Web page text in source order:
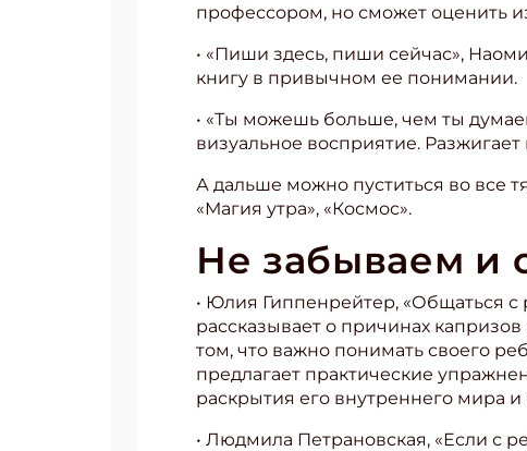
профессором, но сможет оценить
• «Пиши здесь, пиши сейчас»,
книгу в привычном ее понимании.
• «Ты можешь больше, чем ты
визуальное восприятие.
А дальше можно пуститься во все
«Магия утра», «Космос».
Не забываем и
• Юлия Гиппенрейтер, «Общаться
рассказывает о причинах
том, что важно понимать своего
предлагает практические
раскрытия его внутреннего мира
• Людмила Петрановская, «Если с